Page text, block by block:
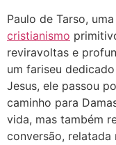
Paulo de Tarso,
cristianismo
reviravoltas e
um fariseu
Jesus, ele passou
caminho para
vida, mas também
conversão,